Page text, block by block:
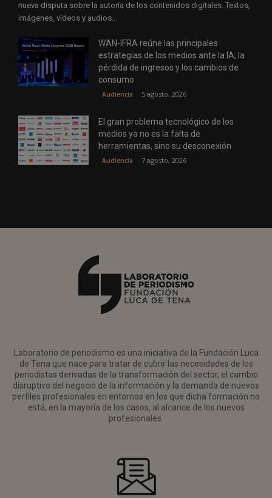
nueva disputa sobre la autoría de los contenidos digitales. Textos,
imágenes, vídeos y audios...
WAN-IFRA reúne las principales
estrategias de los medios ante la IA, la
pérdida de ingresos y los cambios de
consumo
Audiencia 5 agosto, 2026
El gran problema tecnológico de los
medios ya no es la falta de
herramientas, sino su desconexión
Audiencia 7 agosto, 2026
Laboratorio de periodismo es una iniciativa de la Fundación Luca
de Tena que nace para tratar de cubrir las necesidades de los
periodistas derivadas de la transformación del sector, el cambio
disruptivo del negocio de la información y la demanda de nuevos
perfiles profesionales en entornos en los que dicha formación no
está, en la mayoría de los casos, al alcance de los nuevos
profesionales.